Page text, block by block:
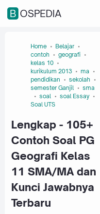
BOSPEDIA
Home
Belajar
contoh
geografi
kelas 10
kurikulum 2013
ma
pendidikan
sekolah
semester Ganjil
sma
soal
soal Essay
Soal UTS
Lengkap - 105+
Contoh Soal PG
Geografi Kelas
11 SMA/MA dan
Kunci Jawabnya
Terbaru